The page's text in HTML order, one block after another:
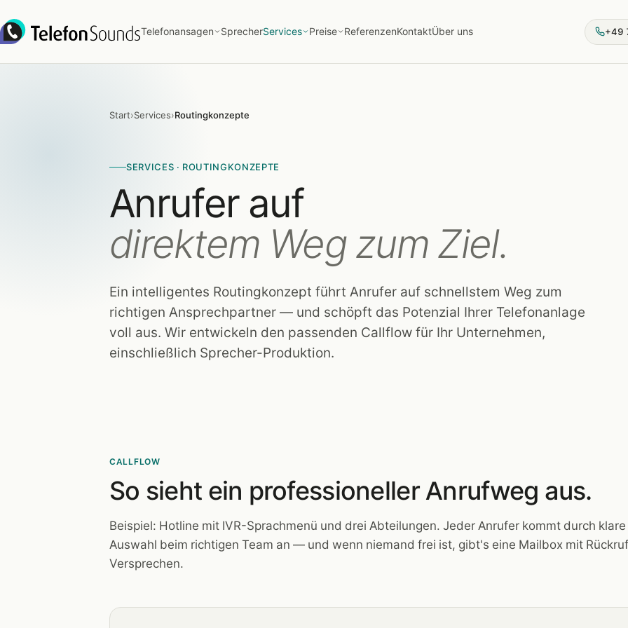
Telefonansagen SprecherServices Preise ReferenzenKontaktÜber uns +49
Start›Services›Routingkonzepte
SERVICES · ROUTINGKONZEPTE
Anrufer auf
direktem Weg zum Ziel.
Ein intelligentes Routingkonzept führt Anrufer auf schnellstem Weg zum
richtigen Ansprechpartner — und schöpft das Potenzial Ihrer Telefon­anlage
voll aus. Wir entwickeln den passenden Callflow für Ihr Unternehmen,
einschließlich Sprecher-Produktion.
CALLFLOW
So sieht ein professioneller Anrufweg aus.
Beispiel: Hotline mit IVR-Sprachmenü und drei Abteilungen. Jeder Anrufer kommt durch klare
Auswahl beim richtigen Team an — und wenn niemand frei ist, gibt's eine Mailbox mit
Versprechen.